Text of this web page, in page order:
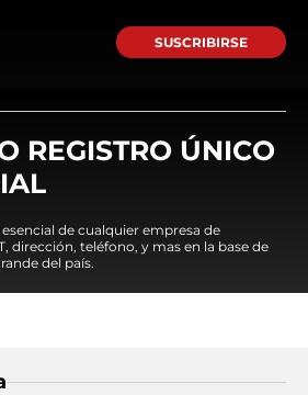
SUSCRIBIRSE
REGISTRO ÚNICO
de cualquier empresa de
dirección, teléfono, y mas en la base de
del país.